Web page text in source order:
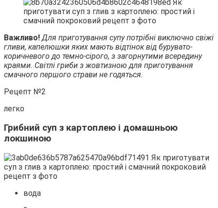
Важливо!Для приготування супу потрібні виключно свіжі
гливи, капелюшки яких мають відтінок від бурувато-
коричневого до темно-сірого, з загорнутими всередину
краями. Світлі гриби з жовтизною для приготування
смачного першого страви не годяться.
Рецепт №2
легко
Грибний суп з картоплею і домашньою
локшиною
вода